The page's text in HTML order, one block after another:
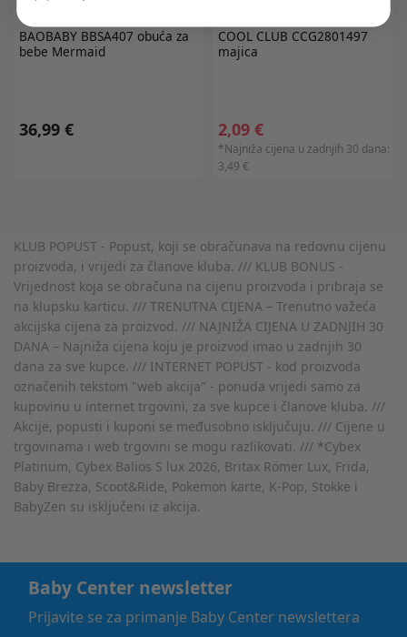
BAOBABYBBSA407 obuća za
bebe Mermaid
36,99 €
COOL CLUB CCG2801497
majica
2,09 €
*Najniža cijena u zadnjih 30 dana:
3,49 €
KLUB POPUST - Popust, koji se obračunava na redovnu cijenu
proizvoda, i vrijedi za članove kluba. /// KLUB BONUS -
Vrijednost koja se obračuna na cijenu proizvoda i pribraja se
na klupsku karticu. /// TRENUTNA CIJENA – Trenutno važeća
akcijska cijena za proizvod. /// NAJNIŽA CIJENA U ZADNJIH 30
DANA – Najniža cijena koju je proizvod imao u zadnjih 30
dana za sve kupce. /// INTERNET POPUST - kod proizvoda
označenih tekstom "web akcija" - ponuda vrijedi samo za
kupovinu u internet trgovini, za sve kupce i članove kluba. ///
Akcije, popusti i kuponi se međusobno isključuju. /// Cijene u
trgovinama i web trgovini se mogu razlikovati. /// *Cybex
Platinum, Cybex Balios S lux 2026, Britax Römer Lux, Frida,
Baby Brezza, Scoot&Ride, Pokemon karte, K-Pop, Stokke i
BabyZen su isključeni iz akcija.
Baby Center newsletter
Prijavite se za primanje Baby Center newslettera